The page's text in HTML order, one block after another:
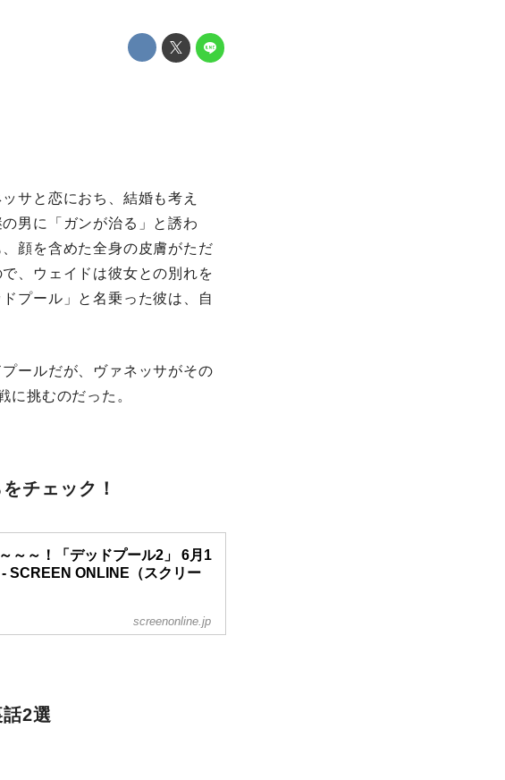
サと恋におち、結婚も考え
男に「ガンが治る」と誘わ
顔を含めた全身の皮膚がただ
、ウェイドは彼女との別れを
プール」と名乗った彼は、自
ールだが、ヴァネッサがその
に挑むのだった。
チェック！
～～！「デッドプール2」 6月1
SCREEN ONLINE（スクリー
過激に、おふざけもMAX！“お子様厳
screenonline.jp
2選